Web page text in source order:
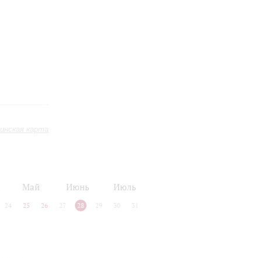
карта
Май Июнь Июль
24 25 26 27 28 29 30 31